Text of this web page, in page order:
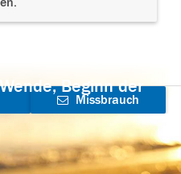
Beginn der
Missbrauch